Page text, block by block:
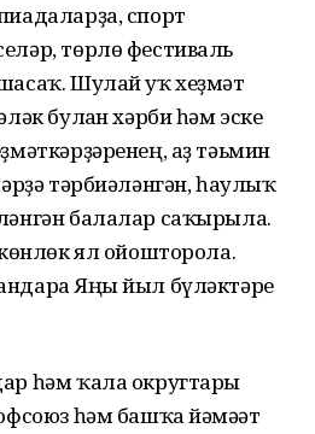
спорт
төрлө фестиваль
Шулай уҡ хеҙмәт
булған хәрби һәм эске
аҙ тәьмин
тәрбиәләнгән, һаулыҡ
балалар саҡырыла.
ял ойошторола.
Яңы йыл бүләктәре
һәм ҡала округтары
һәм башҡа йәмәғәт